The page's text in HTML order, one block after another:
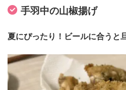
手羽中の山椒揚げ
夏にぴったり！ビールに合うと